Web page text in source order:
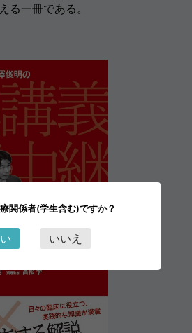
る一冊である。
関係者(学生含む)ですか？
いいえ